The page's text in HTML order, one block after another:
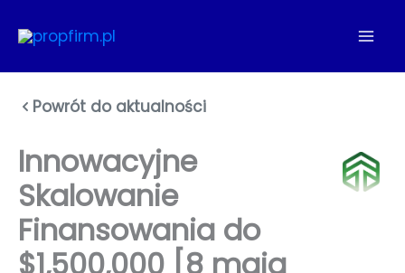
do
Powrót do aktualności
Innowacyjne
Skalowanie
Finansowania do
$1,500,000 [8 maja